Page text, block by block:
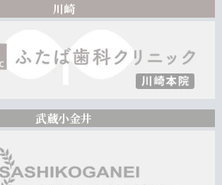
川崎
武蔵小金井